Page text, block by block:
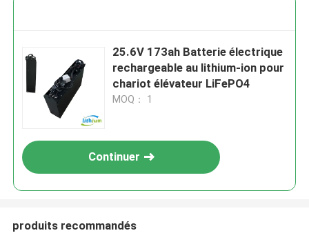
25.6V 173ah Batterie électrique
rechargeable au lithium-ion pour
chariot élévateur LiFePO4
MOQ： 1
Continuer
produits recommandés